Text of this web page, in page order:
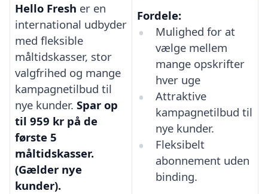
Hello Fresh er en
international udbyder
med fleksible
måltidskasser, stor
valgfrihed og mange
kampagnetilbud til
nye kunder. Spar op
til 959 kr på de
første 5
måltidskasser.
(Gælder nye
kunder).
Fordele:
Mulighed for at
vælge mellem
mange opskrifter
hver uge
Attraktive
kampagnetilbud til
nye kunder.
Fleksibelt
abonnement uden
binding.